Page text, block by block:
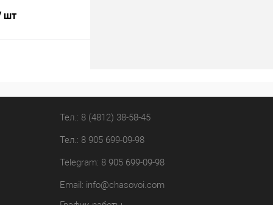
шт
К сравнению
В наличииТел.: 8 (4812) 38-58-45
Тел.: 8 905 699-09-98
Telegram: 8 905 699-09-98
Email: info@chasovoi.com